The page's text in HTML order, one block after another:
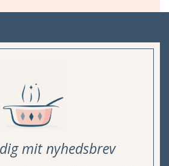
mit nyhedsbrev